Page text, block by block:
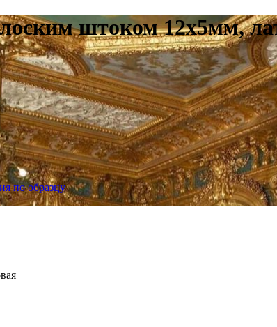
штоком 12х5мм,
по образцу